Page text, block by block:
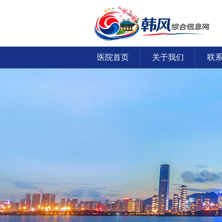
医院首页 关于我们 联